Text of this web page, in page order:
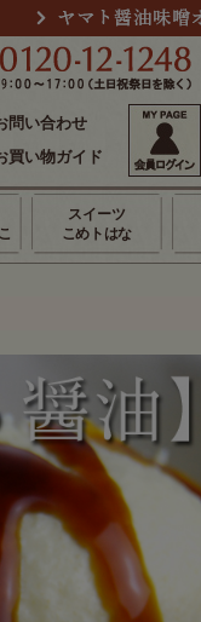
問い合わせ
買い物ガイド
スイーツ
こめトはな